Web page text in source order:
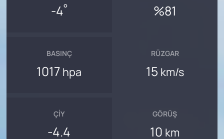
-4° %81
BASINÇ
1017 hpa
RÜZGAR
15 km/s
ÇIY
-4.4
GÖRÜŞ
10 km